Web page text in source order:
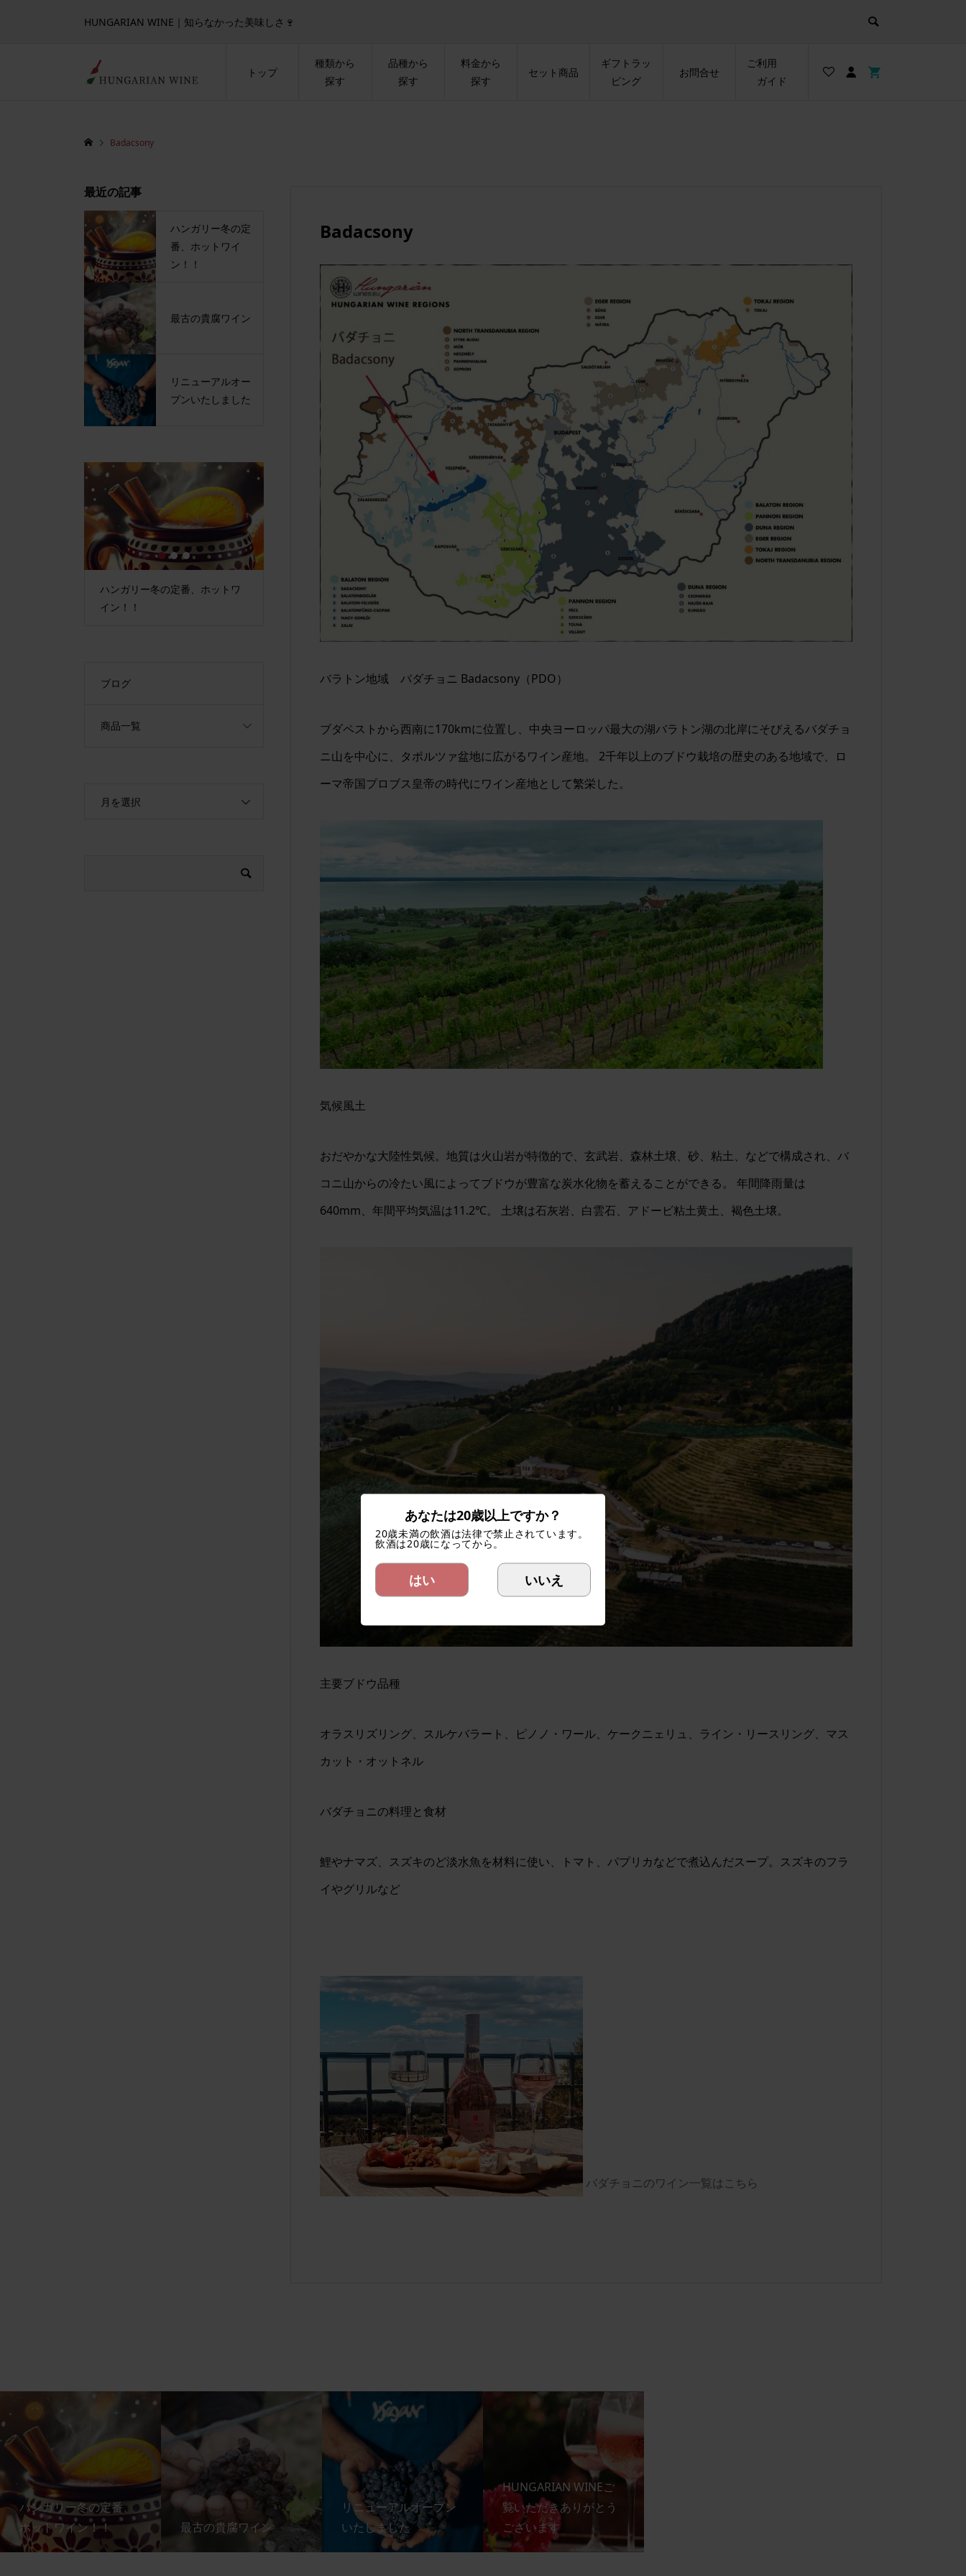
HUNGARIAN WINE｜知らなかった美味しさ🍷
トップ
種類から
探す
品種から
探す
料金から
探す
セット商品
ギフトラッ
ピング
お問合せ
ご利用
ガイド
Badacsony
Badacsony
バラトン地域 バダチョニ Badacsony（PDO）
ブダペストから西南に170kmに位置し、中央ヨーロッパ最大の湖バラトン湖の北岸にそびえるバダチョ
ニ山を中心に、タポルツァ盆地に広がるワイン産地。 2千年以上のブドウ栽培の歴史のある地域で、ロ
ーマ帝国プロブス皇帝の時代にワイン産地として繁栄した。
気候風土
おだやかな大陸性気候。地質は火山岩が特徴的で、玄武岩、森林土壌、砂、粘土、などで構成され、バ
コニ山からの冷たい風によってブドウが豊富な炭水化物を蓄えることができる。 年間降雨量は
640mm、年間平均気温は11.2℃。 土壌は石灰岩、白雲石、アドービ粘土黄土、褐色土壌。
主要ブドウ品種
オラスリズリング、スルケバラート、ピノノ・ワール、ケークニェリュ、ライン・リースリング、マス
カット・オットネル
バダチョニの料理と食材
鯉やナマズ、スズキのど淡水魚を材料に使い、トマト、パプリカなどで煮込んだスープ。スズキのフラ
イやグリルなど
バダチョニのワイン一覧はこちら
最近の記事
ハンガリー冬の定
番、ホットワイ
ン！！
最古の貴腐ワイン
リニューアルオー
プンいたしました
ハンガリー冬の定番、ホットワ
イン！！
最古の貴腐ワイン
リニューアルオープンいたしま
ハンガリー冬の定番、ホットワ
1 2 3
ブログ
商品一覧
月を選択
ハンガリー冬の定番、
ホットワイン！！
最古の貴腐ワイン
リニューアルオープン
いたしました
HUNGARIAN WINEご
覧いただきありがとう
ございます
あなたは20歳以上ですか？
20歳未満の飲酒は法律で禁止されています。
飲酒は20歳になってから。
はい いいえ